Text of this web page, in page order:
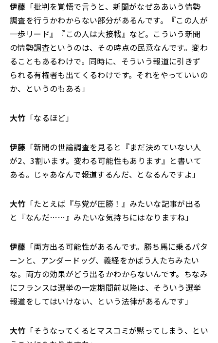
伊藤 「批判を覚悟で言うと、新聞がなぜああいう情勢
調査を行うかわからない部分があるんです。『この人が
一歩リード』『この人は大接戦』など。こういう新聞
の情勢調査というのは、その時点の民意なんです。変わ
ることもあるわけで。同時に、そういう報道に引きず
られる有権者も出てくるわけです。それをやっていいの
か、というのもある」
大竹 「なるほど」
伊藤 「新聞の世論調査を見ると『まだ決めていない人
が2、3割います。変わる可能性もあります』と書いて
ある。じゃあなんで報道するんだ、となるんですよ」
大竹 「たとえば『与党が圧勝！』みたいな記事が出る
と『なんだ……』みたいな気持ちにはなりますね」
伊藤 「両方出る可能性があるんです。勝ち馬に乗るパタ
ーンと、アンダードッグ、義経をかばう人たちみたい
な。両方の効果がどう出るかわからないんです。ちなみ
にフランスは選挙の一定期間前以降は、そういう選挙
報道をしてはいけない、という法律があるんです」
大竹 「そうなってくるとマスコミが黙ってしまう、とい